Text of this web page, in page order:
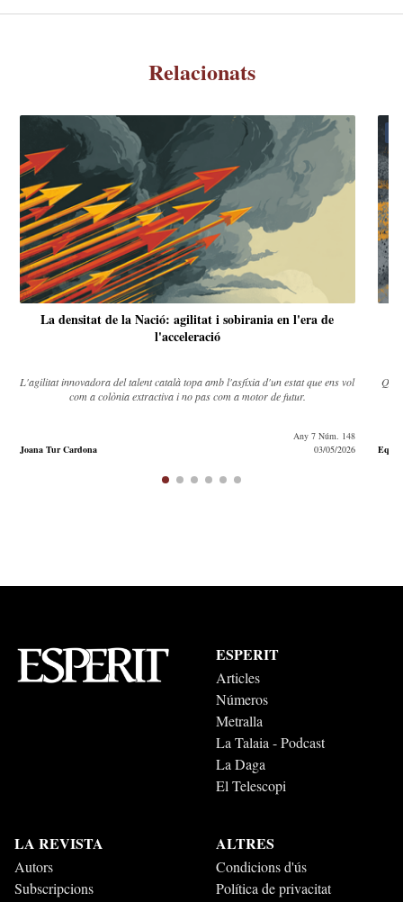
Relacionats
La densitat de la Nació: agilitat i sobirania en l'era de
l'acceleració
L'agilitat innovadora del talent català topa amb l'asfíxia d'un estat que ens vol
com a colònia extractiva i no pas com a motor de futur.
Joana Tur Cardona
Any 7 Núm. 148
03/05/2026
ESPERIT
Articles
Números
Metralla
La Talaia - Podcast
La Daga
El Telescopi
LA REVISTA
Autors
Subscripcions
ALTRES
Condicions d'ús
Política de privacitat